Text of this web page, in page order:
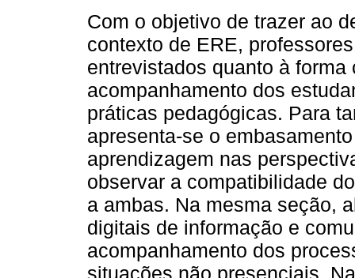
Com o objetivo de trazer ao
contexto de ERE,
entrevistados quanto à
acompanhamento dos
práticas pedagógicas. Para
apresenta-se o
aprendizagem nas
observar a compatibilidade
a ambas. Na mesma seção,
digitais de informação e
acompanhamento dos
situações não presenciais.